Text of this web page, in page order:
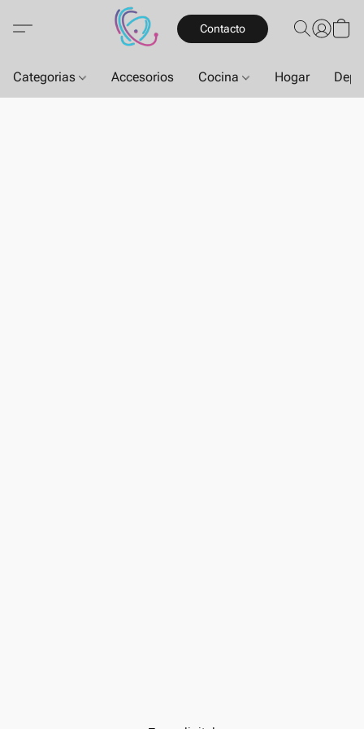
Contacto
Categorias Accesorios Cocina Hogar